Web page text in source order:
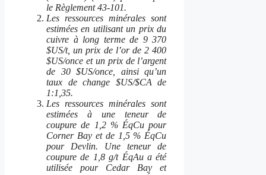
le Règlement 43-101.
Les ressources minérales sont
estimées en utilisant un prix du
cuivre à long terme de 9 370
$US/t, un prix de l’or de 2 400
$US/once et un prix de l’argent
de 30 $US/once, ainsi qu’un
taux de change $US/$CA de
1:1,35.
Les ressources minérales sont
estimées à une teneur de
coupure de 1,2 % ÉqCu pour
Corner Bay et de 1,5 % ÉqCu
pour Devlin. Une teneur de
coupure de 1,8 g/t ÉqAu a été
utilisée pour Cedar Bay et